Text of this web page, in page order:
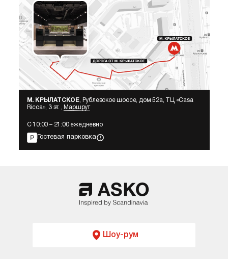
М. КРЫЛАТСКОЕ, Рублевское шоссе, дом 52а, ТЦ «Сasa
Ricca», 3 эт. ,
Маршрут
С 10:00 – 21:00 ежедневно
Гостевая парковка
Шоу-рум